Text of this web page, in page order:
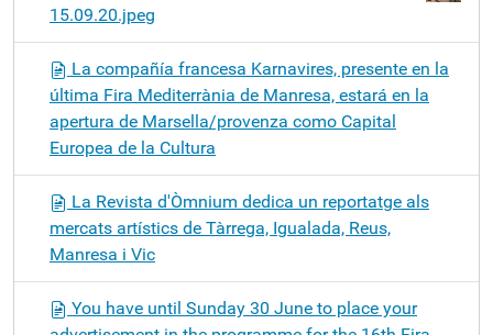
15.09.20.jpeg
La compañía francesa Karnavires, presente en la
última Fira Mediterrània de Manresa, estará en la
apertura de Marsella/provenza como Capital
Europea de la Cultura
La Revista d'Òmnium dedica un reportatge als
mercats artístics de Tàrrega, Igualada, Reus,
Manresa i Vic
You have until Sunday 30 June to place your